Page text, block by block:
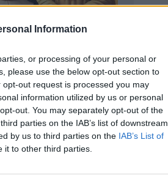
Information
or processing of your personal or
please use the below opt-out section to
out request is processed you may
information utilized by us or personal
out. You may separately opt-out of the
parties on the IAB’s list of downstream
by us to third parties on the IAB’s List of
it to other third parties.